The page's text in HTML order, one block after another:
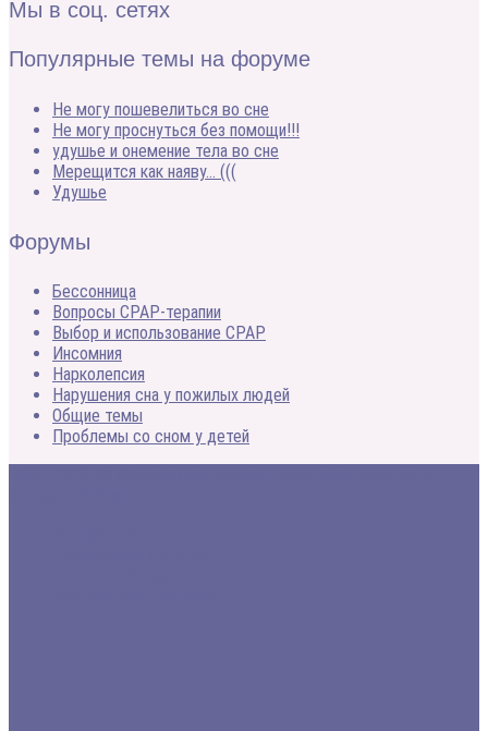
Мы в соц. сетях
Популярные темы на форуме
Не могу пошевелиться во сне
Не могу проснуться без помощи!!!
удушье и онемение тела во сне
Мерещится как наяву… (((
Удушье
Форумы
Бессонница
Вопросы CPAP-терапии
Выбор и использование CPAP
Инсомния
Нарколепсия
Нарушения сна у пожилых людей
Общие темы
Проблемы со сном у детей